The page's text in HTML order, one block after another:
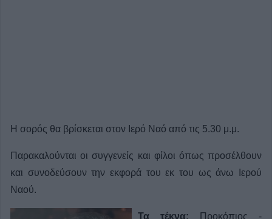
Η σορός θα βρίσκεται στον Ιερό Ναό από τις 5.30 μ.μ.
Παρακαλούνται οι συγγενείς και φίλοι όπως προσέλθουν
και συνοδεύσουν την εκφορά του εκ του ως άνω Ιερού
Ναού.
Τα τέκνα:
Προκόπιος -